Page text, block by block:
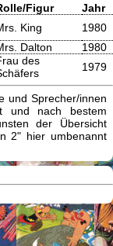
Figur
Jahr
King
1980
Dalton
1980
des
1979
und Sprecher/innen
und nach bestem
der Übersicht
2" hier umbenannt